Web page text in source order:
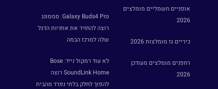
אופניים חשמליים מומלצים
2026
כיריים גז מומלצות 2026
רחפנים מומלצים מעודכן
2026
Galaxy Buds4 Pro: סמסונג
רוצה להחזיר את אוזניות הדגל
שלה למרכז הבמה
לא עוד רמקול נייד: Bose
SoundLink Home רוצה
להפוך לחלק בלתי נפרד מהבית